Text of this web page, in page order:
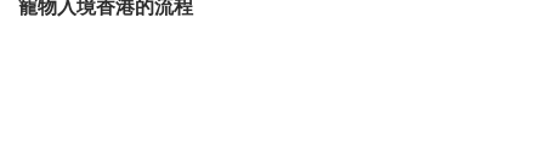
寵物入境香港的流程